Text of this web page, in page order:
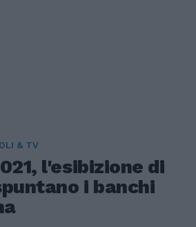
& TV
l'esibizione di
i banchi